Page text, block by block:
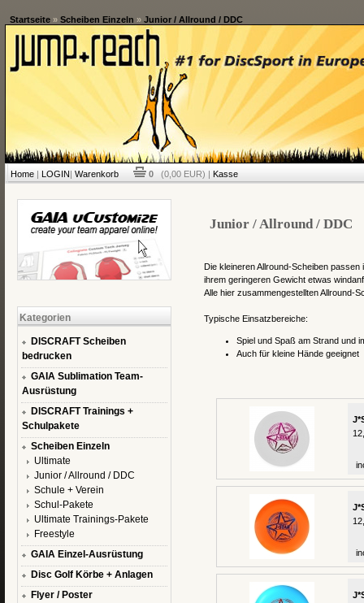
Startseite» Scheiben Einzeln » Junior / Allround / DDC
Home| LOGIN| Warenkorb 0 (0,00 EUR) | Kasse
Kategorien
DISCRAFT Scheiben
bedrucken
GAIA Sublimation Team-
Ausrüstung
DISCRAFT Trainings +
Schulpakete
Scheiben Einzeln
Ultimate
Junior / Allround / DDC
Schule + Verein
Schul-Pakete
Ultimate Trainings-Pakete
Freestyle
GAIA Einzel-Ausrüstung
Disc Golf Körbe + Anlagen
Flyer / Poster
Junior / Allround / DDC
Die kleineren Allround-Scheiben
ihrem geringeren Gewicht etwas
Alle hier zusammengestellten Allround-
Typische Einsatzbereiche:
Spiel und Spaß am Strand und
Auch für kleine Hände geeignet